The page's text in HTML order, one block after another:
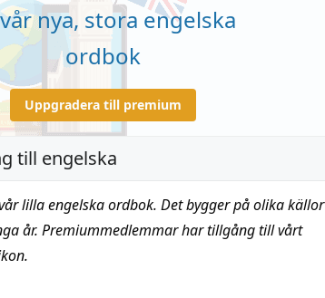
nya, stora engelska
ordbok
Uppgradera till premium
till engelska
lilla engelska ordbok. Det bygger på olika källor
år. Premiummedlemmar har tillgång till vårt